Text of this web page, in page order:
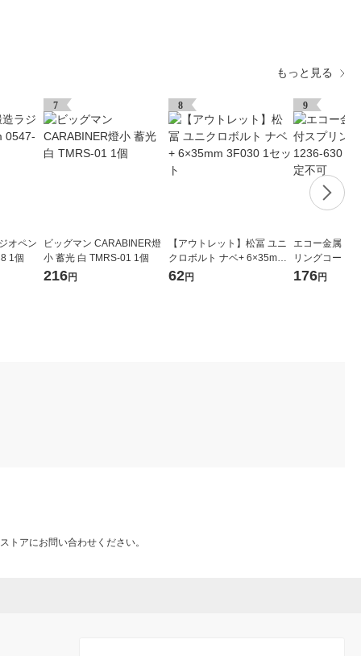
もっと見る
オペン
1個
7
ビッグマン CARABINER燈
小 蓄光 白 TMRS-01 1個
216円
8
【アウトレット】松冨 ユニ
クロボルト ナベ+ 6×35mm 3
F030 1セット
62円
9
エコー金属 カ
リングコード
個 ※色指定
176円
トアにお問い合わせください。